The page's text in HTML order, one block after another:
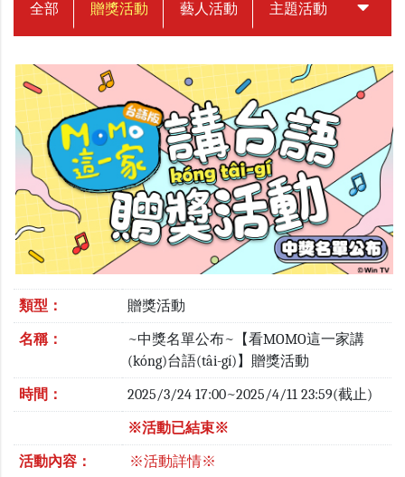
全部 贈獎活動 藝人活動 主題活動 中獎名
類型： 贈獎活動
名稱：
~中獎名單公布~【看MOMO這一家講
(kóng)台語(tâi-gí)】贈獎活動
時間： 2025/3/24 17:00~2025/4/11 23:59(截止)
※活動已結束※
活動內容： ※活動詳情※